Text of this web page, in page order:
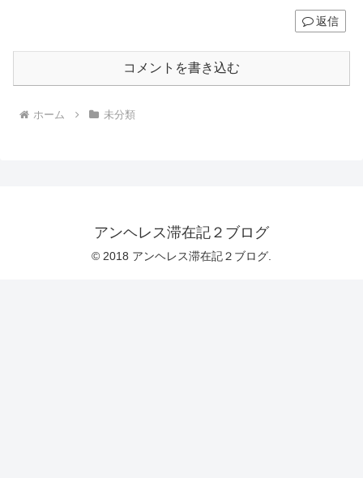
返信
コメントを書き込む
ホーム 未分類
アンヘレス滞在記２ブログ
© 2018 アンヘレス滞在記２ブログ.